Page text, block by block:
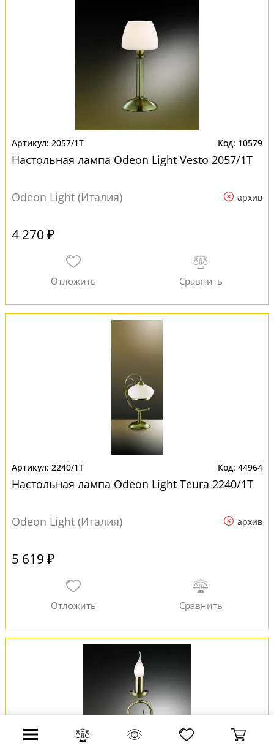
2057/1T 10579
Настольная лампа Odeon Light Vesto 2057/1T
Odeon Light (Италия) архив
4 270 ₽
2240/1T 44964
Настольная лампа Odeon Light Teura 2240/1T
Odeon Light (Италия) архив
5 619 ₽